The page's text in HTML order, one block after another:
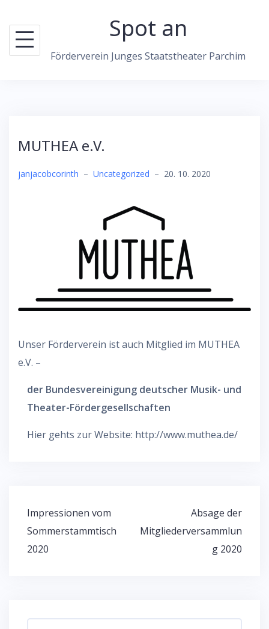
content
Spot an
Förderverein Junges Staatstheater Parchim
MUTHEA e.V.
janjacobcorinth – Uncategorized – 20. 10. 2020
Unser Förderverein ist auch Mitglied im MUTHEA
e.V. –
der Bundesvereinigung deutscher Musik- und
Theater-Fördergesellschaften
Hier gehts zur Website: http://www.muthea.de/
Beitragsnavigation
Impressionen vom
Sommerstammtisch
2020
Absage der
Mitgliederversammlun
g 2020